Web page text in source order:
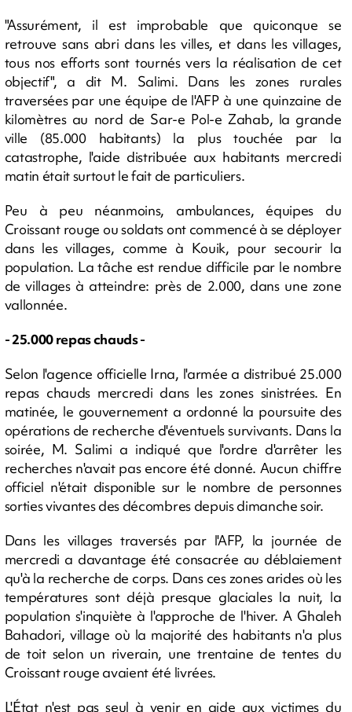
"Assurément, il est improbable que quiconque se
retrouve sans abri dans les villes, et dans les villages,
tous nos efforts sont tournés vers la réalisation de cet
objectif", a dit M. Salimi. Dans les zones rurales
traversées par une équipe de l'AFP à une quinzaine de
kilomètres au nord de Sar-e Pol-e Zahab, la grande
ville (85.000 habitants) la plus touchée par la
catastrophe, l'aide distribuée aux habitants mercredi
matin était surtout le fait de particuliers.
Peu à peu néanmoins, ambulances, équipes du
Croissant rouge ou soldats ont commencé à se déployer
dans les villages, comme à Kouik, pour secourir la
population. La tâche est rendue difficile par le nombre
de villages à atteindre: près de 2.000, dans une zone
vallonnée.
- 25.000 repas chauds -
Selon l'agence officielle Irna, l'armée a distribué 25.000
repas chauds mercredi dans les zones sinistrées. En
matinée, le gouvernement a ordonné la poursuite des
opérations de recherche d'éventuels survivants. Dans la
soirée, M. Salimi a indiqué que l'ordre d'arrêter les
recherches n'avait pas encore été donné. Aucun chiffre
officiel n'était disponible sur le nombre de personnes
sorties vivantes des décombres depuis dimanche soir.
Dans les villages traversés par l'AFP, la journée de
mercredi a davantage été consacrée au déblaiement
qu'à la recherche de corps. Dans ces zones arides où les
températures sont déjà presque glaciales la nuit, la
population s'inquiète à l'approche de l'hiver. A Ghaleh
Bahadori, village où la majorité des habitants n'a plus
de toit selon un riverain, une trentaine de tentes du
Croissant rouge avaient été livrées.
L'État n'est pas seul à venir en aide aux victimes du